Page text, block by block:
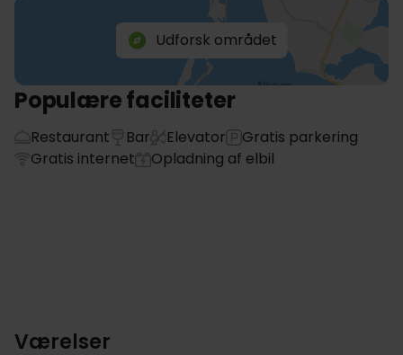
Udforsk området
Populære faciliteter
Restaurant Bar Elevator
Gratis parkering
Gratis internet
Opladning af elbil
Værelser